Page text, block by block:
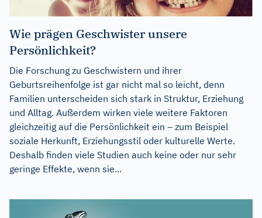
Wie prägen Geschwister unsere
Persönlichkeit?
Die Forschung zu Geschwistern und ihrer
Geburtsreihenfolge ist gar nicht mal so leicht, denn
Familien unterscheiden sich stark in Struktur, Erziehung
und Alltag. Außerdem wirken viele weitere Faktoren
gleichzeitig auf die Persönlichkeit ein – zum Beispiel
soziale Herkunft, Erziehungsstil oder kulturelle Werte.
Deshalb finden viele Studien auch keine oder nur sehr
geringe Effekte, wenn sie...